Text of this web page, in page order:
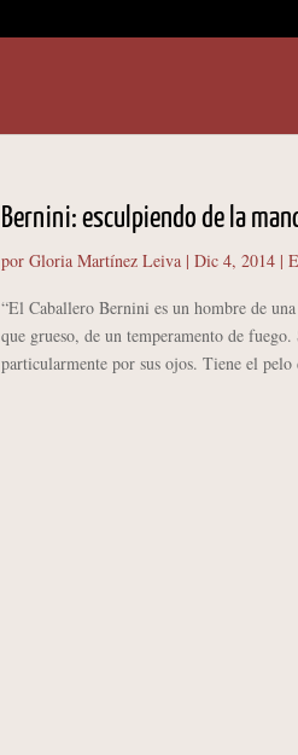
Bernini: esculpiendo de la
por Gloria Martínez Leiva| Dic 4, 2014|
“El Caballero Bernini es un hombre de
que grueso, de un temperamento de
particularmente por sus ojos. Tiene el